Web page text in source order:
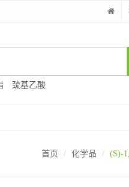
巯基乙酸
首页 化学品 (S)-